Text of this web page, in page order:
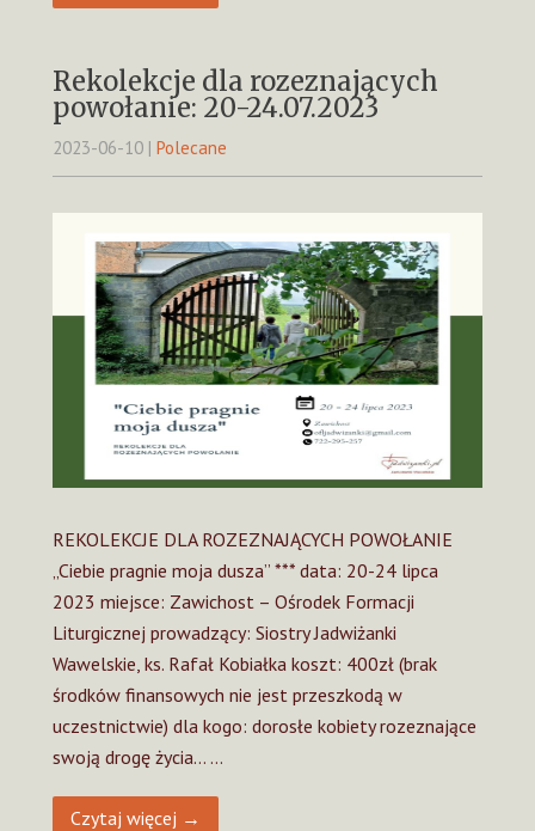
Rekolekcje dla rozeznających
powołanie: 20-24.07.2023
2023-06-10 | Polecane
REKOLEKCJE DLA ROZEZNAJĄCYCH POWOŁANIE
„Ciebie pragnie moja dusza” *** data: 20-24 lipca
2023 miejsce: Zawichost – Ośrodek Formacji
Liturgicznej prowadzący: Siostry Jadwiżanki
Wawelskie, ks. Rafał Kobiałka koszt: 400zł (brak
środków finansowych nie jest przeszkodą w
uczestnictwie) dla kogo: dorosłe kobiety rozeznające
swoją drogę życia… …
Czytaj więcej →